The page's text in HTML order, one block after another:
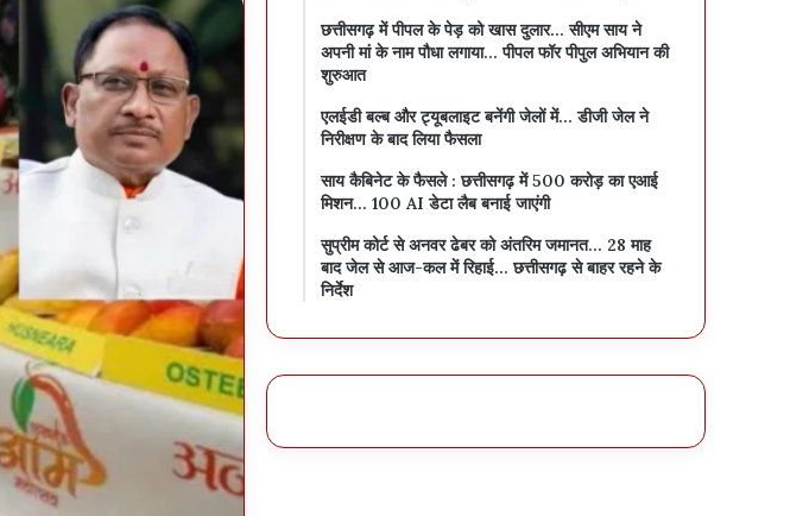
छत्तीसगढ़ में पीपल के पेड़ को खास दुलार… सीएम साय ने
अपनी मां के नाम पौधा लगाया… पीपल फॉर पीपुल अभियान की
शुरुआत
एलईडी बल्ब और ट्यूबलाइट बनेंगी जेलों में… डीजी जेल ने
निरीक्षण के बाद लिया फैसला
साय कैबिनेट के फैसले : छत्तीसगढ़ में 500 करोड़ का एआई
मिशन… 100 AI डेटा लैब बनाई जाएंगी
सुप्रीम कोर्ट से अनवर ढेबर को अंतरिम जमानत… 28 माह
बाद जेल से आज-कल में रिहाई… छत्तीसगढ़ से बाहर रहने के
निर्देश